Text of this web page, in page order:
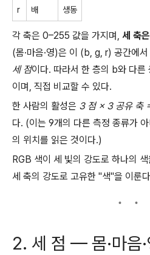
r 배 생동
각 축은 0–255 값을 가지며, 세 축
(몸·마음·영)은 이 (b, g, r) 공간에서
세 점이다. 따라서 한 층의 b와 다른
이며, 직접 비교할 수 있다.
한 사람의 활성은 3 점 × 3 공유 축
다. (이는 9개의 다른 측정 종류가
의 위치를 읽은 것이다.)
RGB 색이 세 빛의 강도로 하나의
세 축의 강도로 고유한 "색"을 이룬
2. 세 점 — 몸·마음·